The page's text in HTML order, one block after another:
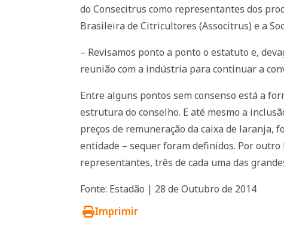
do Consecitrus como representantes dos
Brasileira de Citricultores (Associtrus) e a
– Revisamos ponto a ponto o estatuto e,
reunião com a indústria para continuar a
Entre alguns pontos sem consenso está a
estrutura do conselho. E até mesmo a
preços de remuneração da caixa de laranja,
entidade – sequer foram definidos. Por
representantes, três de cada uma das
Fonte: Estadão | 28 de Outubro de 2014
Imprimir